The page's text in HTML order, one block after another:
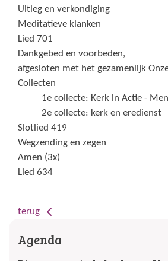
Uitleg en verkondiging
Meditatieve klanken
Lied 701
Dankgebed en voorbeden,
afgesloten met het gezamenlijk
Collecten
1e collecte: Kerk in Actie -
2e collecte: kerk en eredienst
Slotlied 419
Wegzending en zegen
Amen (3x)
Lied 634
terug
Agenda